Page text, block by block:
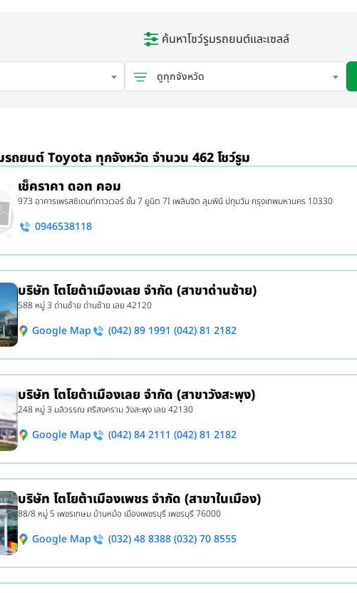
ค้นหาโชว์รูมรถยนต์และเซลล์
ดูทุกจังหวัด
รถยนต์ Toyota ทุกจังหวัด จำนวน 462 โชว์รูม
เช็คราคา ดอท คอม
973 อาคารเพรสซิเดนท์ทาวเวอร์ ชั้น 7 ยูนิต 7I เพลินจิต ลุมพินี ปทุมวัน กรุงเทพมหานคร 10330
0946538118
บริษัท โตโยต้าเมืองเลย จำกัด (สาขาด่านซ้าย)
588 หมู่ 3 ด่านซ้าย ด่านซ้าย เลย 42120
Google Map (042) 89 1991 (042) 81 2182
บริษัท โตโยต้าเมืองเลย จำกัด (สาขาวังสะพุง)
248 หมู่ 3 มลิวรรณ ศรีสงคราม วังสะพุง เลย 42130
Google Map (042) 84 2111 (042) 81 2182
บริษัท โตโยต้าเมืองเพชร จำกัด (สาขาในเมือง)
88/8 หมู่ 5 เพชรเกษม บ้านหม้อ เมืองเพชรบุรี เพชรบุรี 76000
Google Map (032) 48 8388 (032) 70 8555